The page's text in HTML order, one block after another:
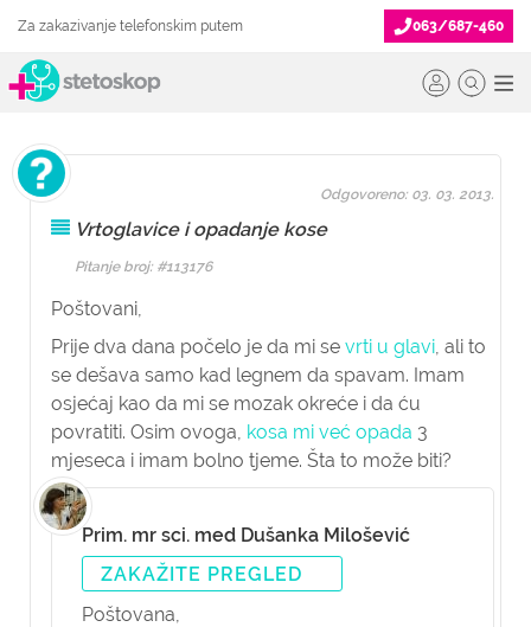
Za zakazivanje telefonskim putem 063/687-460
Vrtoglavice i opadanje kose
Pitanje broj: #113176
Poštovani,
Prije dva dana počelo je da mi se vrti u glavi, ali to
se dešava samo kad legnem da spavam. Imam
osjećaj kao da mi se mozak okreće i da ću
povratiti. Osim ovoga, kosa mi već opada 3
mjeseca i imam bolno tjeme. Šta to može biti?
Odgovoreno: 03. 03. 2013.
Prim. mr sci. med Dušanka Milošević
ZAKAŽITE PREGLED
Poštovana,